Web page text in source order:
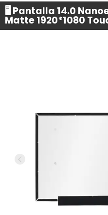
🖥️ Pantalla 14.0
Matte 1920*1080